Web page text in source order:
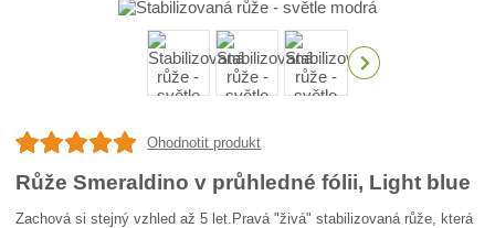
Ohodnotit produkt
Růže Smeraldino v průhledné fólii, Light blue
Zachová si stejný vzhled až 5 let.Pravá "živá" stabilizovaná růže, která